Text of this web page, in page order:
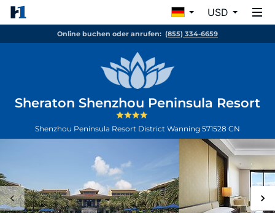
USD
Online buchen oder anrufen: (855) 334-6659
Sheraton Shenzhou Peninsula Resort
Shenzhou Peninsula Resort District Wanning 571528 CN